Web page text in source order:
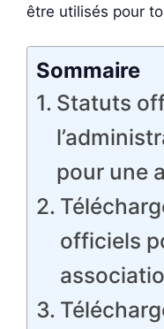
être utilisés pour
Sommaire
Statuts
pour une
officiels